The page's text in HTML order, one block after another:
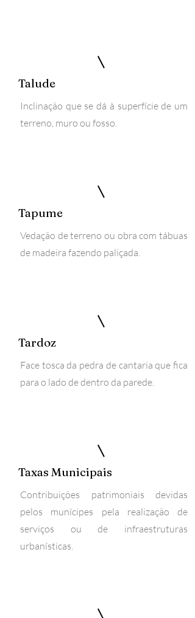
Talude
Inclinação que se dá à superfície de um
terreno, muro ou fosso.
Tapume
Vedação de terreno ou obra com tábuas
de madeira fazendo paliçada.
Tardoz
Face tosca da pedra de cantaria que fica
para o lado de dentro da parede.
Taxas Municipais
Contribuições patrimoniais devidas
pelos munícipes pela realização de
serviços ou de infraestruturas
urbanísticas.